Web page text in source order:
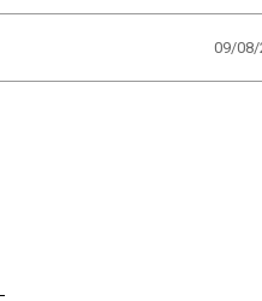
09/08/